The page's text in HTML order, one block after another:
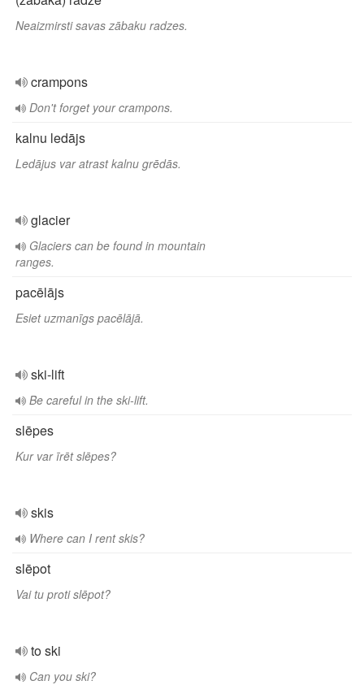
Neaizmirsti savas zābaku radzes.
crampons
Don't forget your crampons.
kalnu ledājs
Ledājus var atrast kalnu grēdās.
glacier
Glaciers can be found in mountain
ranges.
pacēlājs
Esiet uzmanīgs pacēlājā.
ski-lift
Be careful in the ski-lift.
slēpes
Kur var īrēt slēpes?
skis
Where can I rent skis?
slēpot
Vai tu proti slēpot?
to ski
Can you ski?